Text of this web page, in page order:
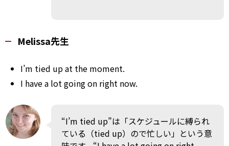
Melissa先生
I’m tied up at the moment.
I have a lot going on right now.
“I’m tied up”は「スケジュールに縛られ
ている（tied up）ので忙しい」という意